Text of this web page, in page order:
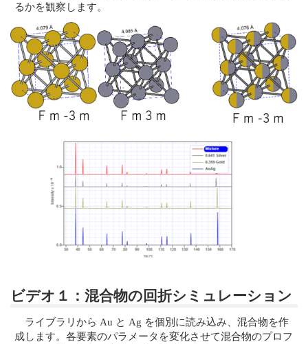
るかを観察します。
ビデオ１：混合物の回折シミュレーション
ライブラリから Au と Ag を個別に読み込み、混合物を作
成します。各要素のパラメータを変化させて混合物のプロフ